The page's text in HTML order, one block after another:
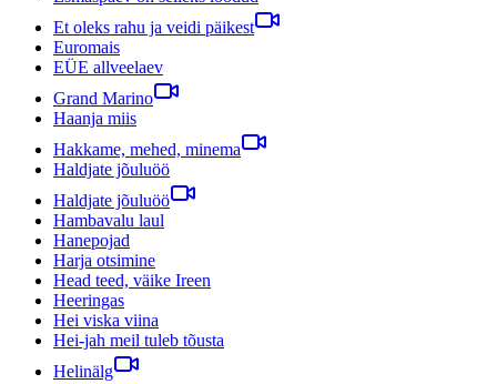
Et oleks rahu ja veidi päikest
Euromais
EÜE allveelaev
Grand Marino
Haanja miis
Hakkame, mehed, minema
Haldjate jõuluöö
Haldjate jõuluöö
Hambavalu laul
Hanepojad
Harja otsimine
Head teed, väike Ireen
Heeringas
Hei viska viina
Hei-jah meil tuleb tõusta
Helinälg